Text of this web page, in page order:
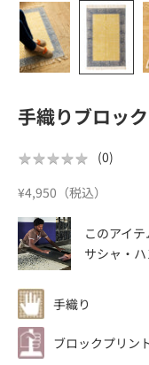
手織りブロッ
★★★★★
★★★★★ (0)
セール価格
¥4,950（税込）
このアイテ
サシャ・
手織り
ブロックプリン